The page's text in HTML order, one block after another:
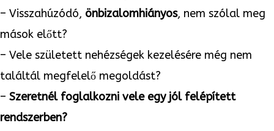
– Visszahúzódó, önbizalomhiányos, nem szólal meg
mások előtt?
– Vele született nehézségek kezelésére még nem
találtál megfelelő megoldást?
– Szeretnél foglalkozni vele egy jól felépített
rendszerben?